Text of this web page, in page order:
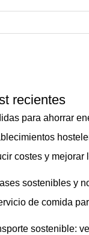
recientes
para ahorrar
costes y mejorar
sostenibles y
de comida
sostenible: